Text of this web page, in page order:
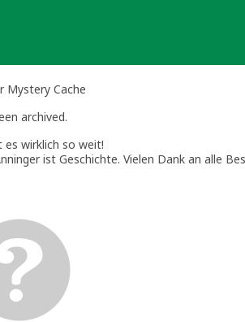
Mystery Cache
archived.
es wirklich so weit!
ist Geschichte. Vielen Dank an alle
Spass gemacht.
all of you have had a lot of fun.
Kari9999